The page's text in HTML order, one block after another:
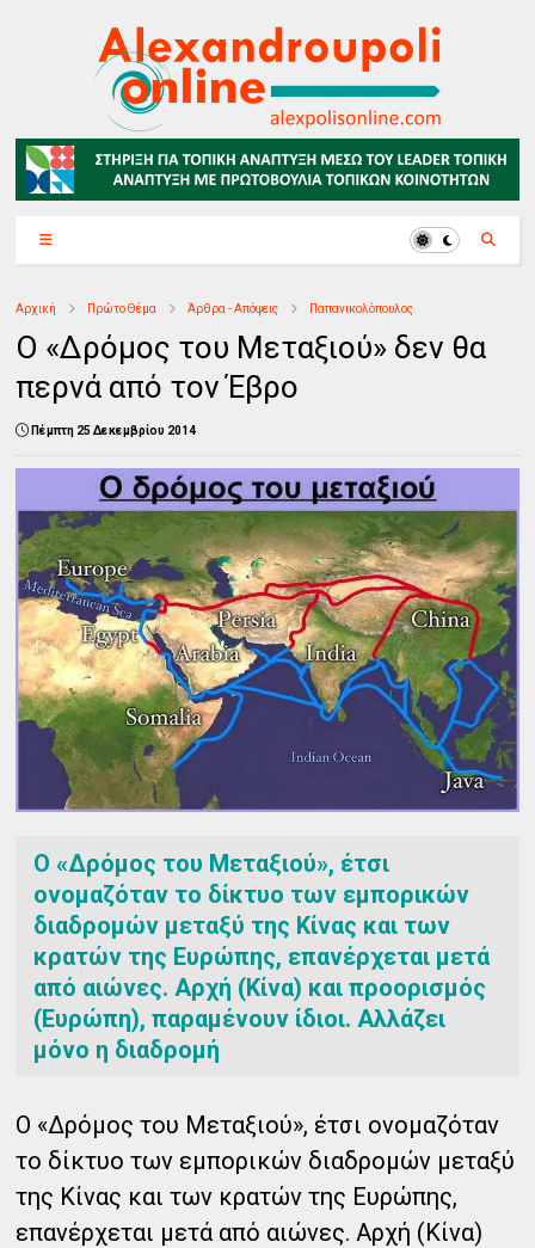
Αρχική Πρώτο Θέμα Άρθρα - Απόψεις Παπανικολόπουλος
Ο «Δρόμος του Μεταξιού» δεν θα
περνά από τον Έβρο
Πέμπτη 25 Δεκεμβρίου 2014
Ο «Δρόμος του Μεταξιού», έτσι
ονομαζόταν το δίκτυο των εμπορικών
διαδρομών μεταξύ της Κίνας και των
κρατών της Ευρώπης, επανέρχεται μετά
από αιώνες. Αρχή (Κίνα) και προορισμός
(Ευρώπη), παραμένουν ίδιοι. Αλλάζει
μόνο η διαδρομή
Ο «Δρόμος του Μεταξιού», έτσι ονομαζόταν
το δίκτυο των εμπορικών διαδρομών μεταξύ
της Κίνας και των κρατών της Ευρώπης,
επανέρχεται μετά από αιώνες. Αρχή (Κίνα)